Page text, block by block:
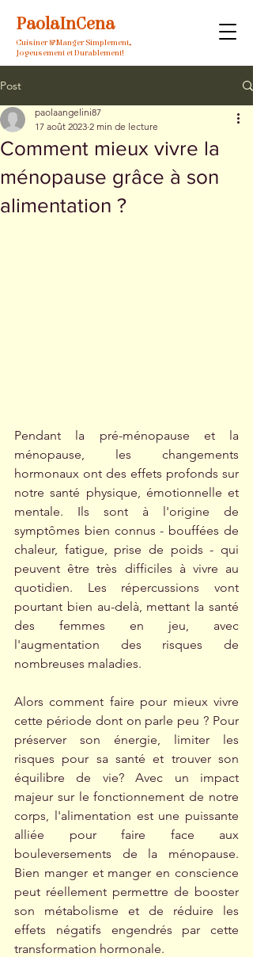
PaolaInCena
Cuisiner & Manger Simplement,
Joyeusement et Durablement!
Post
Comment mieux vivre la
ménopause grâce à son
alimentation ?
paolaangelini87
17 août 2023 2 min de lecture
Pendant la pré-ménopause et la
ménopause, les changements
hormonaux ont des effets profonds sur
notre santé physique, émotionnelle et
mentale. Ils sont à l'origine de
symptômes bien connus - bouffées de
chaleur, fatigue, prise de poids - qui
peuvent être très difficiles à vivre au
quotidien. Les répercussions vont
pourtant bien au-delà, mettant la santé
des femmes en jeu, avec
l'augmentation des risques de
nombreuses maladies.
Alors comment faire pour mieux vivre
cette période dont on parle peu ? Pour
préserver son énergie, limiter les
risques pour sa santé et trouver son
équilibre de vie? Avec un impact
majeur sur le fonctionnement de notre
corps, l'alimentation est une puissante
alliée pour faire face aux
bouleversements de la ménopause.
Bien manger et manger en conscience
peut réellement permettre de booster
son métabolisme et de réduire les
effets négatifs engendrés par cette
transformation hormonale.